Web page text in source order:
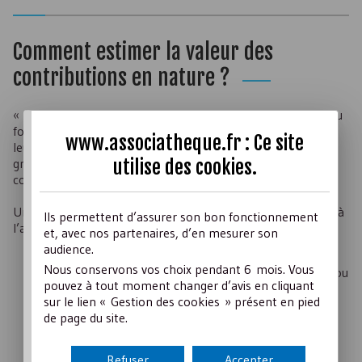
Comment estimer la valeur des
contributions en nature ?
« A leur date d’entrée dans le patrimoine de l’association ou
fondation, les biens reçus à titre gratuit sont enregistrés à
leur valeur vénale. La valeur vénale d’un bien reçu à titre
gratuit correspond au prix qui aurait été acquitté dans des
conditions normales de marché ».
Une documentation comptable appropriée doit être tenue à
l’appui de ces contributions comportant notamment :
la date ou la période couverte,
la nature précise de l’opération et la quantité de bien ou
service,
les modalités d’évaluation, la quantité et le coût
unitaire, le coût total,
la qualité du responsable appelé à viser la pièce,
www.associatheque.fr : Ce site
utilise des cookies.
Ils permettent d’assurer son bon fonctionnement
et, avec nos partenaires, d’en mesurer son
audience.
Nous conservons vos choix pendant 6 mois. Vous
pouvez à tout moment changer d’avis en cliquant
sur le lien « Gestion des cookies » présent en pied
de page du site.